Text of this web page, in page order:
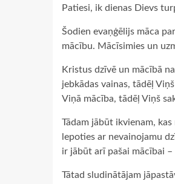
Patiesi, ik dienas Dievs
Šodien evaņģēlijs māca
mācību. Mācīsimies un
Kristus dzīvē un mācībā
jebkādas vainas, tādēļ
Viņā mācība, tādēļ Viņš
Tādam jābūt ikvienam,
lepoties ar nevainojamu
ir jābūt arī pašai mācībai
Tātad sludinātājam